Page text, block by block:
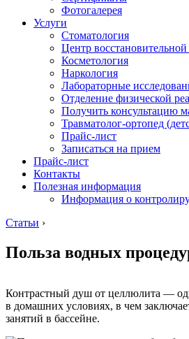
Фотогалерея
Услуги
Стоматология
Центр
Косметология
Наркология
Лабораторные
Отделение физической
Получить консультацию
Травматолог-ортопед
Прайс-лист
Записаться на прием
Прайс-лист
Контакты
Полезная информация
Информация о
Статьи ›
Польза водных
Контрастный душ от целлюлита —
в домашних условиях, в чем
занятий в бассейне.